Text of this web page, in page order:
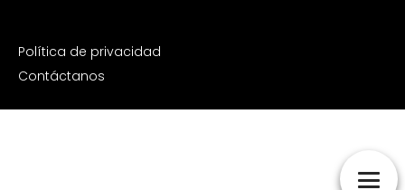
Política de privacidad
Contáctanos